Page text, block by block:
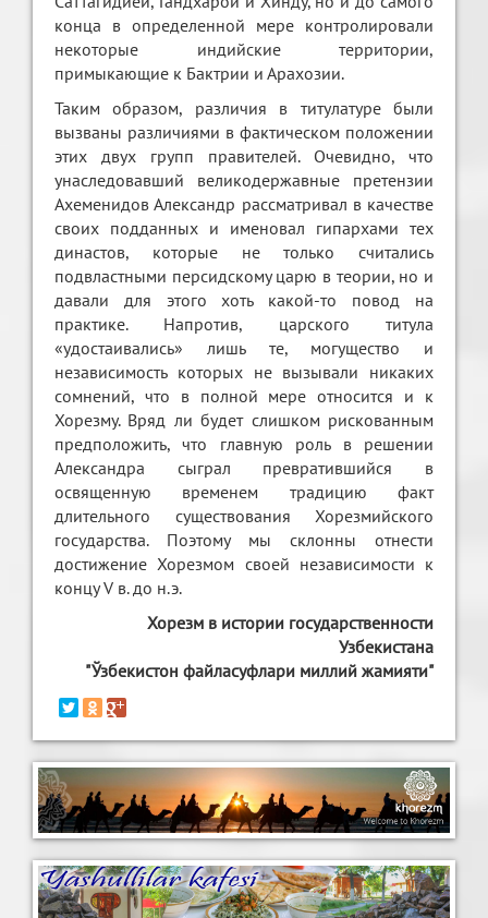
конца в определенной мере контролировали
некоторые индийские территории,
примыкающие к Бактрии и Арахозии.
Таким образом, различия в титулатуре были
вызваны различиями в фактическом положении
этих двух групп правителей. Очевидно, что
унаследовавший великодержавные претензии
Ахеменидов Александр рассматривал в качестве
своих подданных и именовал гипархами тех
династов, которые не только считались
подвластными персидскому царю в теории, но и
давали для этого хоть какой-то повод на
практике. Напротив, царского титула
«удостаивались» лишь те, могущество и
независимость которых не вызывали никаких
сомнений, что в полной мере относится и к
Хорезму. Вряд ли будет слишком рискованным
предположить, что главную роль в решении
Александра сыграл превратившийся в
освященную временем традицию факт
длительного существования Хорезмийского
государства. Поэтому мы склонны отнести
достижение Хорезмом своей независимости к
концу V в. до н.э.
Хорезм в истории государственности
Узбекистана
"Ўзбекистон файласуфлари миллий жамияти"